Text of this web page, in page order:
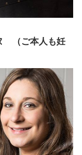
（ご本人も妊